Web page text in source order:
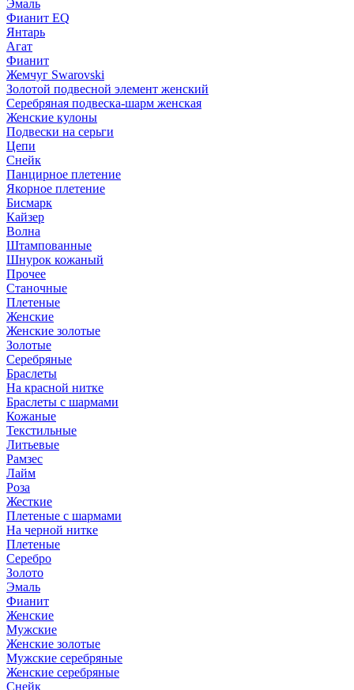
Эмаль
Фианит EQ
Янтарь
Агат
Фианит
Жемчуг Swarovski
Золотой подвесной элемент женcкий
Серебряная подвеска-шарм женская
Женские кулоны
Подвески на серьги
Цепи
Снейк
Панцирное плетение
Якорное плетение
Бисмарк
Кайзер
Волна
Штампованные
Шнурок кожаный
Прочее
Станочные
Плетеные
Женские
Женские золотые
Золотые
Серебряные
Браслеты
На красной нитке
Браслеты с шармами
Кожаные
Текстильные
Литьевые
Рамзес
Лайм
Роза
Жесткие
Плетеные с шармами
На черной нитке
Плетеные
Серебро
Золото
Эмаль
Фианит
Женские
Мужские
Женские золотые
Мужские серебряные
Женские серебряные
Снейк